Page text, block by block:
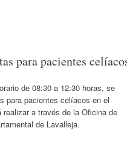
para pacientes
de 08:30 a 12:30 horas, se
para pacientes celíacos en el
a través de la Oficina de
de Lavalleja.